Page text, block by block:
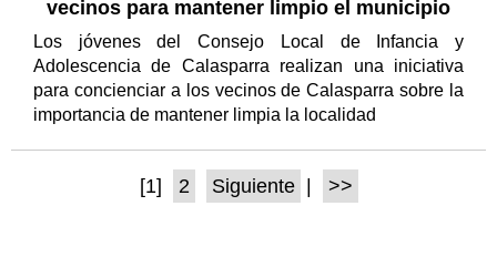
vecinos para mantener limpio el municipio
Los jóvenes del Consejo Local de Infancia y
Adolescencia de Calasparra realizan una iniciativa
para concienciar a los vecinos de Calasparra sobre la
importancia de mantener limpia la localidad
[1] 2 Siguiente >>